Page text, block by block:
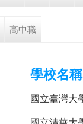
高中職
學校名稱
國立臺灣大